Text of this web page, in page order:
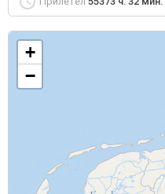
+
−